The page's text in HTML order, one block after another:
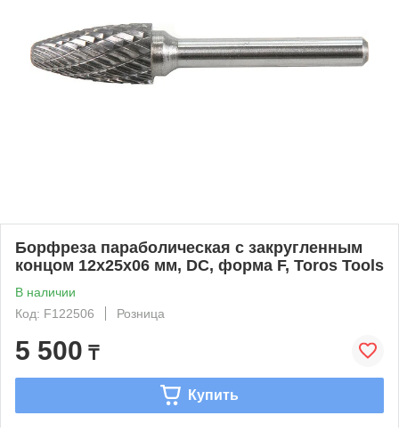
Борфреза параболическая с закругленным
концом 12x25x06 мм, DC, форма F, Toros Tools
В наличии
Код: F122506
Розница
5 500 ₸
Купить